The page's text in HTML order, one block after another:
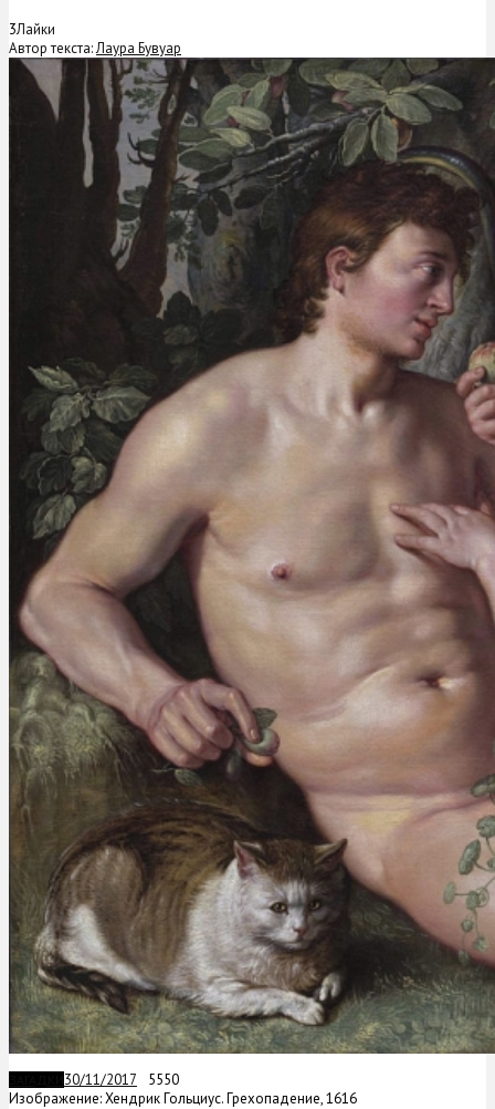
3Лайки
Автор текста:Лаура Бувуар
30/11/2017
5550
Изображение: Хендрик Гольциус. Грехопадение, 1616